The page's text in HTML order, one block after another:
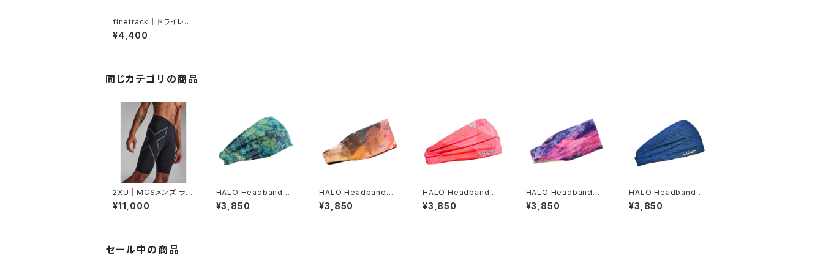
finetrack｜ドライレイ
ヤークールボクサーショ
ーツ（ウィメンズ・黒）
¥4,400
同じカテゴリの商品
2XU｜MCSメンズ ラン
コンプショーツ MA533
1B BLK/BRF
¥11,000
HALO Headband｜H
ALO バンディット JP
（Movas）
¥3,850
HALO Headband｜H
ALO バンディット JP（A
ir modern oil）
¥3,850
HALO Headband｜H
ALO バンディット JP（V
inst）
¥3,850
HALO Headband｜H
ALO バンディット JP（d
usk）
¥3,850
HALO Headband｜H
ALO バンディット JP（A
ir Abyss Blue）
¥3,850
セール中の商品